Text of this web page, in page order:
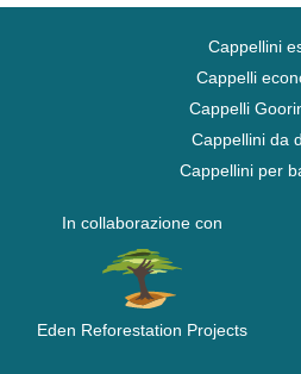
Cappellini
Cappelli
Cappelli
Cappellini da
Cappellini per
In collaborazione con
Eden Reforestation Projects